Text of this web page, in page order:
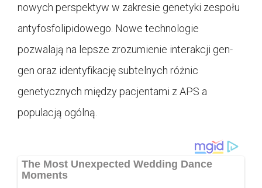
nowych perspektyw w zakresie genetyki zespołu
antyfosfolipidowego. Nowe technologie
pozwalają na lepsze zrozumienie interakcji gen-
gen oraz identyfikację subtelnych różnic
genetycznych między pacjentami z APS a
populacją ogólną.